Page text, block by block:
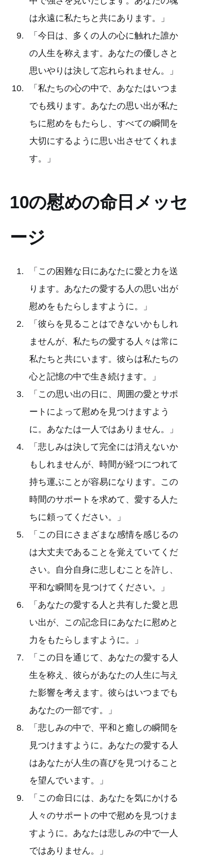
は永遠に私たちと共にあります。」
「今日は、多くの人の心に触れた誰か
の人生を称えます。あなたの優しさと
思いやりは決して忘れられません。」
「私たちの心の中で、あなたはいつま
でも残ります。あなたの思い出が私た
ちに慰めをもたらし、すべての瞬間を
大切にするように思い出させてくれま
す。」
10の慰めの命日メッセ
ージ
「この困難な日にあなたに愛と力を送
ります。あなたの愛する人の思い出が
慰めをもたらしますように。」
「彼らを見ることはできないかもしれ
ませんが、私たちの愛する人々は常に
私たちと共にいます。彼らは私たちの
心と記憶の中で生き続けます。」
「この思い出の日に、周囲の愛とサポ
ートによって慰めを見つけますよう
に。あなたは一人ではありません。」
「悲しみは決して完全には消えないか
もしれませんが、時間が経つにつれて
持ち運ぶことが容易になります。この
時間のサポートを求めて、愛する人た
ちに頼ってください。」
「この日にさまざまな感情を感じるの
は大丈夫であることを覚えていてくだ
さい。自分自身に悲しむことを許し、
平和な瞬間を見つけてください。」
「あなたの愛する人と共有した愛と思
い出が、この記念日にあなたに慰めと
力をもたらしますように。」
「この日を通じて、あなたの愛する人
生を称え、彼らがあなたの人生に与え
た影響を考えます。彼らはいつまでも
あなたの一部です。」
「悲しみの中で、平和と癒しの瞬間を
見つけますように。あなたの愛する人
はあなたが人生の喜びを見つけること
を望んでいます。」
「この命日には、あなたを気にかける
人々のサポートの中で慰めを見つけま
すように。あなたは悲しみの中で一人
ではありません。」